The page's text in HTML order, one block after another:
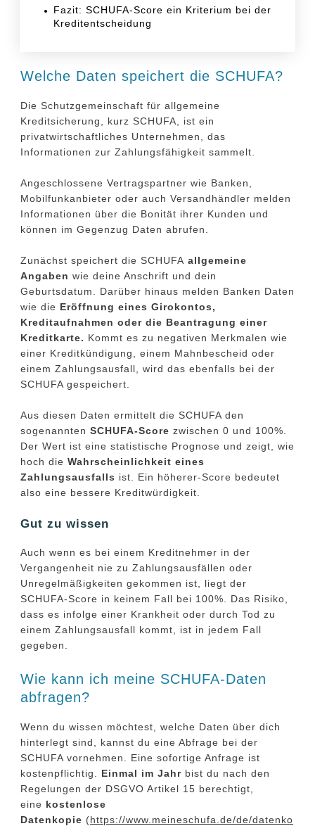
Fazit: SCHUFA-Score ein Kriterium bei der
Kreditentscheidung
Welche Daten speichert die SCHUFA?
Die Schutzgemeinschaft für allgemeine
Kreditsicherung, kurz SCHUFA, ist ein
privatwirtschaftliches Unternehmen, das
Informationen zur Zahlungsfähigkeit sammelt.
Angeschlossene Vertragspartner wie Banken,
Mobilfunkanbieter oder auch Versandhändler melden
Informationen über die Bonität ihrer Kunden und
können im Gegenzug Daten abrufen.
Zunächst speichert die SCHUFA allgemeine
Angaben wie deine Anschrift und dein
Geburtsdatum. Darüber hinaus melden Banken Daten
wie die Eröffnung eines Girokontos,
Kreditaufnahmen oder die Beantragung einer
Kreditkarte. Kommt es zu negativen Merkmalen wie
einer Kreditkündigung, einem Mahnbescheid oder
einem Zahlungsausfall, wird das ebenfalls bei der
SCHUFA gespeichert.
Aus diesen Daten ermittelt die SCHUFA den
sogenannten SCHUFA-Score zwischen 0 und 100%.
Der Wert ist eine statistische Prognose und zeigt, wie
hoch die Wahrscheinlichkeit eines
Zahlungsausfalls ist. Ein höherer-Score bedeutet
also eine bessere Kreditwürdigkeit.
Gut zu wissen
Auch wenn es bei einem Kreditnehmer in der
Vergangenheit nie zu Zahlungsausfällen oder
Unregelmäßigkeiten gekommen ist, liegt der
SCHUFA-Score in keinem Fall bei 100%. Das Risiko,
dass es infolge einer Krankheit oder durch Tod zu
einem Zahlungsausfall kommt, ist in jedem Fall
gegeben.
Wie kann ich meine SCHUFA-Daten
abfragen?
Wenn du wissen möchtest, welche Daten über dich
hinterlegt sind, kannst du eine Abfrage bei der
SCHUFA vornehmen. Eine sofortige Anfrage ist
kostenpflichtig. Einmal im Jahr bist du nach den
Regelungen der DSGVO Artikel 15 berechtigt,
eine kostenlose
Datenkopie (https://www.meineschufa.de/de/datenko